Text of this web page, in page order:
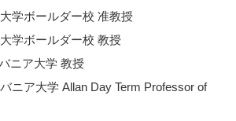
学ボールダー校 准教授
学ボールダー校 教授
ニア大学 教授
ニア大学 Allan Day Term Professor of